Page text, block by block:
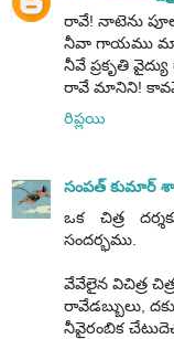
రావే! నాటెను
నీవా గాయము
నీవే ప్రకృతి
రావే మానిని! కావవే
రిప్లయి
సంపత్ కుమార్
ఒక చిత్ర
సందర్భము.
వేవేలైన విచిత్ర
రావేడబ్బులు,
నీవైరంబిక